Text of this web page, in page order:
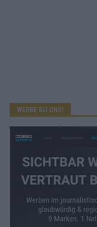
WERBE BEI UNS!